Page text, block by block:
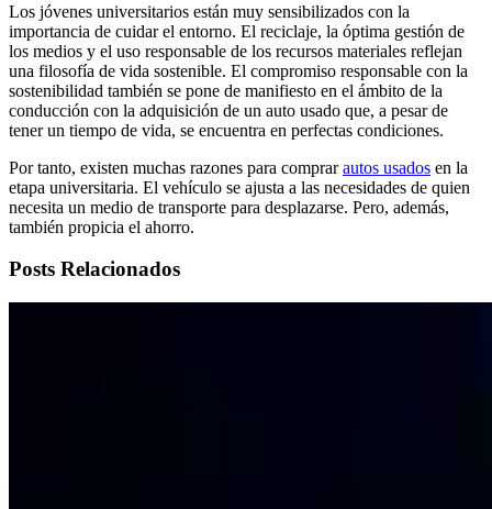
Los jóvenes universitarios están muy sensibilizados con la
importancia de cuidar el entorno. El reciclaje, la óptima gestión de
los medios y el uso responsable de los recursos materiales reflejan
una filosofía de vida sostenible. El compromiso responsable con la
sostenibilidad también se pone de manifiesto en el ámbito de la
conducción con la adquisición de un auto usado que, a pesar de
tener un tiempo de vida, se encuentra en perfectas condiciones.
Por tanto, existen muchas razones para comprarautos usados en la
etapa universitaria. El vehículo se ajusta a las necesidades de quien
necesita un medio de transporte para desplazarse. Pero, además,
también propicia el ahorro.
Posts Relacionados